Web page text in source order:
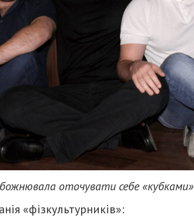
оточувати себе «кубками»
«фізкультурників»: